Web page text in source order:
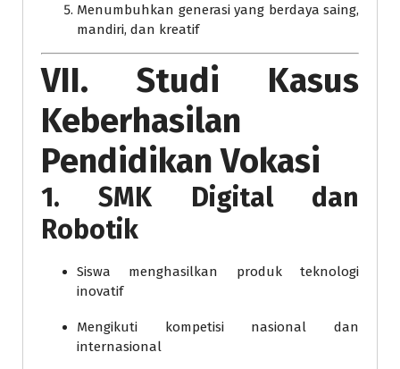
Menumbuhkan generasi yang berdaya saing,
mandiri, dan kreatif
VII. Studi Kasus
Keberhasilan
Pendidikan Vokasi
1. SMK Digital dan
Robotik
Siswa menghasilkan produk teknologi
inovatif
Mengikuti kompetisi nasional dan
internasional